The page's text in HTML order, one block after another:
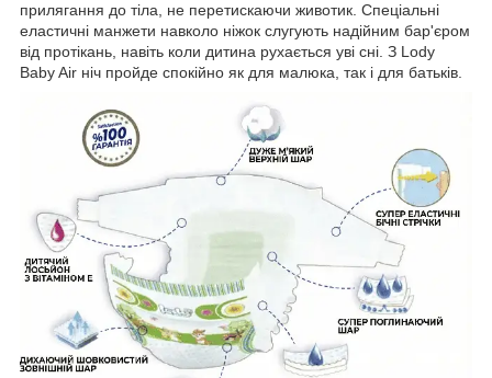
прилягання до тіла, не перетискаючи животик. Спеціальні
еластичні манжети навколо ніжок слугують надійним бар'єром
від протікань, навіть коли дитина рухається уві сні. З Lody
Baby Air ніч пройде спокійно як для малюка, так і для батьків.